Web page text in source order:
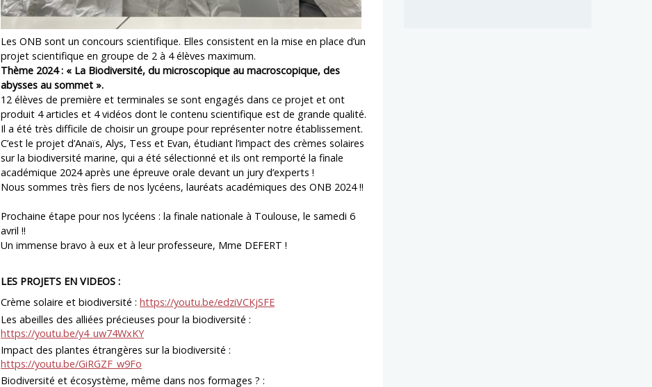
Les ONB sont un concours scientifique. Elles consistent en la mise en place d’un
projet scientifique en groupe de 2 à 4 élèves maximum.
Thème 2024 : « La Biodiversité, du microscopique au macroscopique, des
abysses au sommet ».
12 élèves de première et terminales se sont engagés dans ce projet et ont
produit 4 articles et 4 vidéos dont le contenu scientifique est de grande qualité.
Il a été très difficile de choisir un groupe pour représenter notre établissement.
C’est le projet d’Anaïs, Alys, Tess et Evan, étudiant l’impact des crèmes solaires
sur la biodiversité marine, qui a été sélectionné et ils ont remporté la finale
académique 2024 après une épreuve orale devant un jury d’experts !
Nous sommes très fiers de nos lycéens, lauréats académiques des ONB 2024 !!
Prochaine étape pour nos lycéens : la finale nationale à Toulouse, le samedi 6
avril !!
Un immense bravo à eux et à leur professeure, Mme DEFERT !
LES PROJETS EN VIDEOS :
Crème solaire et biodiversité : https://youtu.be/edziVCKjSFE
Les abeilles des alliées précieuses pour la biodiversité :
https://youtu.be/y4_uw74WxKY
Impact des plantes étrangères sur la biodiversité :
https://youtu.be/GiRGZF_w9Fo
Biodiversité et écosystème, même dans nos formages ? :